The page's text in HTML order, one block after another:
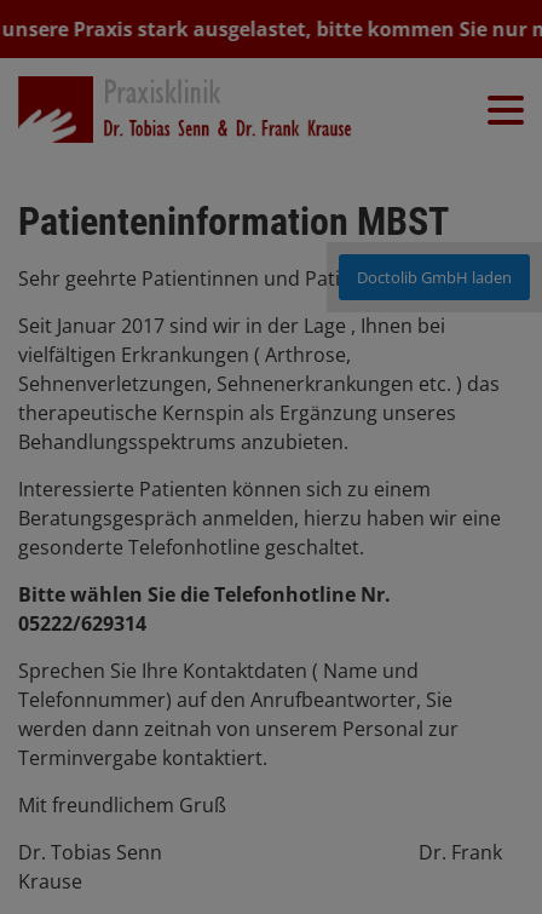
Praxis stark ausgelastet, bitte kommen Sie nur
Patienteninformation MBST
Sehr geehrte Patientinnen und Patienten,
Seit Januar 2017 sind wir in der Lage , Ihnen bei
vielfältigen Erkrankungen ( Arthrose,
Sehnenverletzungen, Sehnenerkrankungen etc. ) das
therapeutische Kernspin als Ergänzung unseres
Behandlungsspektrums anzubieten.
Interessierte Patienten können sich zu einem
Beratungsgespräch anmelden, hierzu haben wir eine
gesonderte Telefonhotline geschaltet.
Bitte wählen Sie die Telefonhotline Nr.
05222/629314
Sprechen Sie Ihre Kontaktdaten ( Name und
Telefonnummer) auf den Anrufbeantworter, Sie
werden dann zeitnah von unserem Personal zur
Terminvergabe kontaktiert.
Mit freundlichem Gruß
Dr. Tobias Senn Dr. Frank
Krause
Doctolib GmbH laden